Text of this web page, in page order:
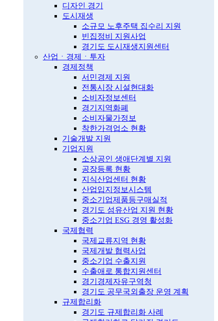
디자인 경기
도시재생
소규모 노후주택 집수리 지원
빈집정비 지원사업
경기도 도시재생지원센터
산업ㆍ경제ㆍ투자
경제정책
서민경제 지원
전통시장 시설현대화
소비자정보센터
경기지역화폐
소비자물가정보
착한가격업소 현황
기술개발 지원
기업지원
소상공인 생애단계별 지원
공장등록 현황
지식산업센터 현황
산업입지정보시스템
중소기업제품등구매실적
경기도 섬유산업 지원 현황
중소기업 ESG 경영 활성화
국제협력
국제교류지역 현황
국제개발 협력사업
중소기업 수출지원
수출애로 통합지원센터
경기경제자유구역청
경기도 공무국외출장 운영 계획
규제합리화
경기도 규제합리화 사례